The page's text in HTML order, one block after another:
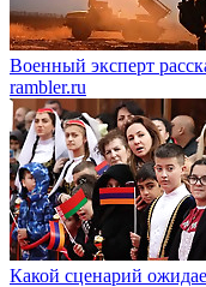
Военный эксперт
rambler.ru
Какой сценарий